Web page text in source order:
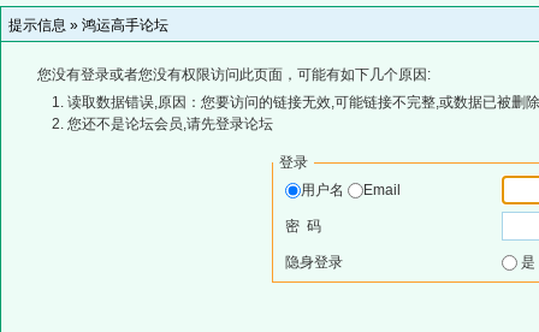
提示信息 » 鸿运高手论坛
您没有登录或者您没有权限访问此页面，可能有如下几个原因:
读取数据错误,原因：您要访问的链接无效,可能链接不完整,或数据已被删
您还不是论坛会员,请先登录论坛
登录
用户名
Email
密 码
隐身登录